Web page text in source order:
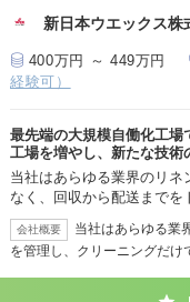
新日本ウエックス株
400万円 ～ 449万円
経験可）
最先端の大規模自働化工
工場を増やし、新たな技
当社はあらゆる業界のリ
なく、回収から配送までを
会社概要
当社はあらゆる業
を管理し、クリーニングだけ